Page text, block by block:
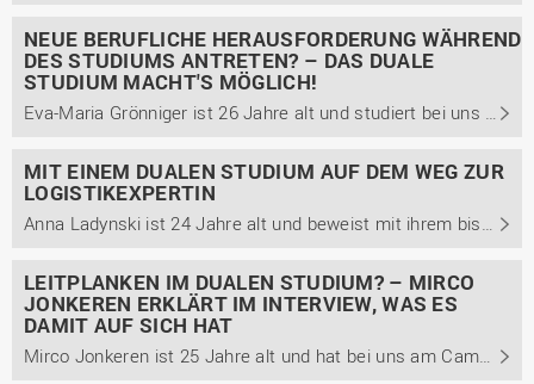
NEUE BERUFLICHE HERAUSFORDERUNG WÄHREND
DES STUDIUMS ANTRETEN? – DAS DUALE
STUDIUM MACHT'S MÖGLICH!
Eva-Maria Grönniger ist 26 Jahre alt und studiert bei uns am Campus Lingen den dualen Masterstudiengang Führung und Organisation mit der Studienrichtung Controlling und Finanzen. Im Beitrag berichtet sie, aus welchen Gründen sie sich für den dualen Master entschieden hat und welche Vorteile das ...
MIT EINEM DUALEN STUDIUM AUF DEM WEG ZUR
LOGISTIKEXPERTIN
Anna Ladynski ist 24 Jahre alt und beweist mit ihrem bisherigen Werdegang, dass ein Studium der Betriebswirtschaft keinesfalls nur Generalist*innen, sondern auch echte Expert*innen formt. Von 2016 bis 2019 absolvierte sie ein duales Bachelorstudium der Betriebswirtschaft mit dem Schwerpunkt ...
LEITPLANKEN IM DUALEN STUDIUM? – MIRCO
JONKEREN ERKLÄRT IM INTERVIEW, WAS ES
DAMIT AUF SICH HAT
Mirco Jonkeren ist 25 Jahre alt und hat bei uns am Campus Lingen seinen Bachelor of Engineering im dualen Studiengang Engineering technischer Systeme mit der Studienrichtung Maschinenbau erlangt. Im Gespräch berichtet er unter anderem von seinem Weg zum dualen Studium, seiner Einschätzung des ...